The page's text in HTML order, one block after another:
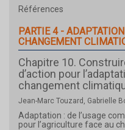
Références
PARTIE 4 -
CHANGEMENT
Chapitre 10.
d’action pour
changement
Jean-Marc Touzard, Gabrielle
Adaptation : de l’usage
pour l’agriculture face au